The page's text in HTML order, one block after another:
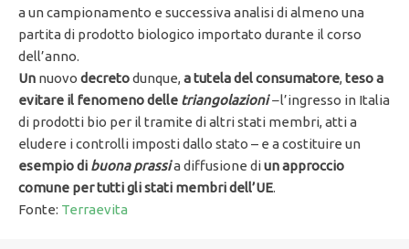
a un campionamento e successiva analisi di almeno una
partita di prodotto biologico importato durante il corso
dell’anno.
Un nuovo decretodunque,a tutela del consumatore,teso a
evitare il fenomeno delle triangolazioni–l’ingresso in Italia
di prodotti bio per il tramite di altri stati membri, atti a
eludere i controlli imposti dallo stato – e a costituire un
esempio di buona prassia diffusione diun approccio
comune per tutti gli stati membri dell’UE.
Fonte: Terraevita